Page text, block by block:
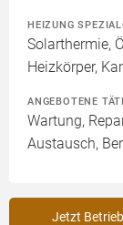
HEIZUNG
Solarthermie,
Heizkörper,
ANGEBOTENE
Wartung,
Austausch,
Jetzt